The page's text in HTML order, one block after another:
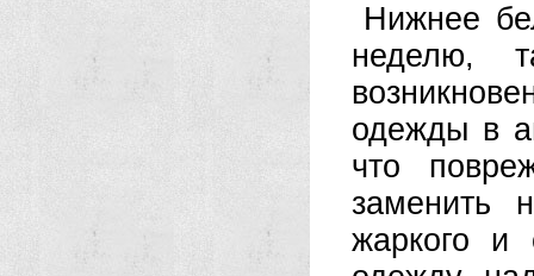
Нижнее
неделю,
одежды в
что
заменить
жаркого и